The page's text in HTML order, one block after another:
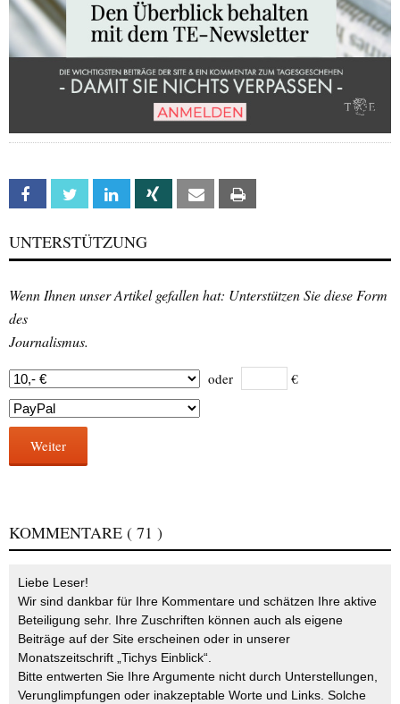
Facebook Twitter Linkedin Xing Email
UNTERSTÜTZUNG
Wenn Ihnen unser Artikel gefallen hat: Unterstützen Sie diese Form
des
Journalismus.
oder €
Weiter
KOMMENTARE ( 71 )
Liebe Leser!
Wir sind dankbar für Ihre Kommentare und schätzen Ihre aktive
Beteiligung sehr. Ihre Zuschriften können auch als eigene
Beiträge auf der Site erscheinen oder in unserer
Monatszeitschrift „Tichys Einblick“.
Bitte entwerten Sie Ihre Argumente nicht durch Unterstellungen,
Verunglimpfungen oder inakzeptable Worte und Links. Solche